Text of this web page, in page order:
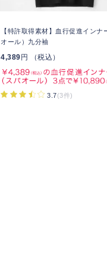
【特許取得素材】血行促進インナ
オール）九分袖
4,389円 （税込）
3.7(3件)